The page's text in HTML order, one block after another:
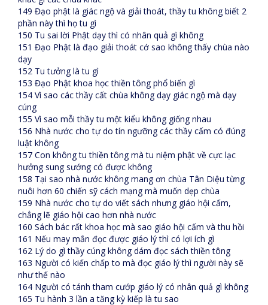
149 Đạo phật là giác ngộ và giải thoát, thầy tu không biết 2
phần này thì họ tu gì
150 Tu sai lời Phật dạy thì có nhân quả gì không
151 Đạo Phật là đạo giải thoát cớ sao không thấy chùa nào
dạy
152 Tu tưởng là tu gì
153 Đạo Phật khoa học thiền tông phổ biến gì
154 Vì sao các thầy cất chùa không dạy giác ngộ mà dạy
cúng
155 Vì sao mỗi thầy tu một kiểu không giống nhau
156 Nhà nước cho tự do tín ngưỡng các thầy cấm có đúng
luật không
157 Con không tu thiền tông mà tu niệm phật về cực lạc
hưởng sung sướng có được không
158 Tại sao nhà nước không mang ơn chùa Tân Diệu từng
nuôi hơn 60 chiến sỹ cách mạng mà muốn dẹp chùa
159 Nhà nước cho tự do viết sách nhưng giáo hội cấm,
chẳng lẽ giáo hội cao hơn nhà nước
160 Sách bác rất khoa học mà sao giáo hội cấm và thu hồi
161 Nếu may mắn đọc được giáo lý thì có lợi ích gì
162 Lý do gì thầy cúng không dám đọc sách thiền tông
163 Người có kiến chấp to mà đọc giáo lý thì người này sẽ
như thế nào
164 Người có tánh tham cướp giáo lý có nhân quả gì không
165 Tu hành 3 lần a tăng kỳ kiếp là tu sao